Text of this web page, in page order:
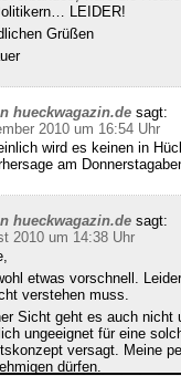
LEIDER!
Grüßen
hueckwagazin.de sagt:
2010 um 16:54 Uhr
wird es keinen in
am
hueckwagazin.de sagt:
2010 um 14:38 Uhr
etwas vorschnell.
verstehen muss.
Sicht geht es auch nicht
ungeeignet für eine
versagt. Meine
dürfen.